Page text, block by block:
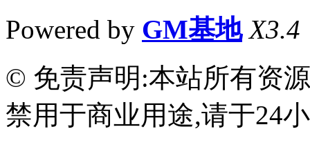
Powered by GM基地 X3.4
© 免责声明:本站所有资
禁用于商业用途,请于24